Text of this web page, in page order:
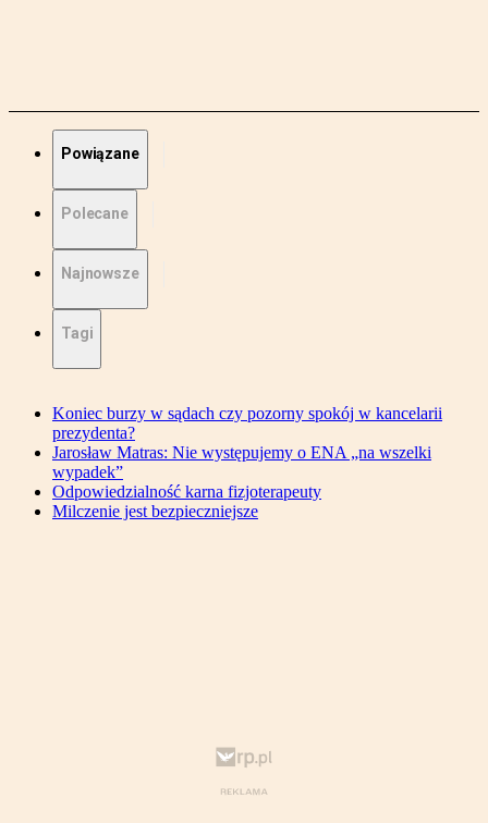
Powiązane
Polecane
Najnowsze
Tagi
Koniec burzy w sądach czy pozorny spokój w kancelarii
prezydenta?
Jarosław Matras: Nie występujemy o ENA „na wszelki
wypadek”
Odpowiedzialność karna fizjoterapeuty
Milczenie jest bezpieczniejsze